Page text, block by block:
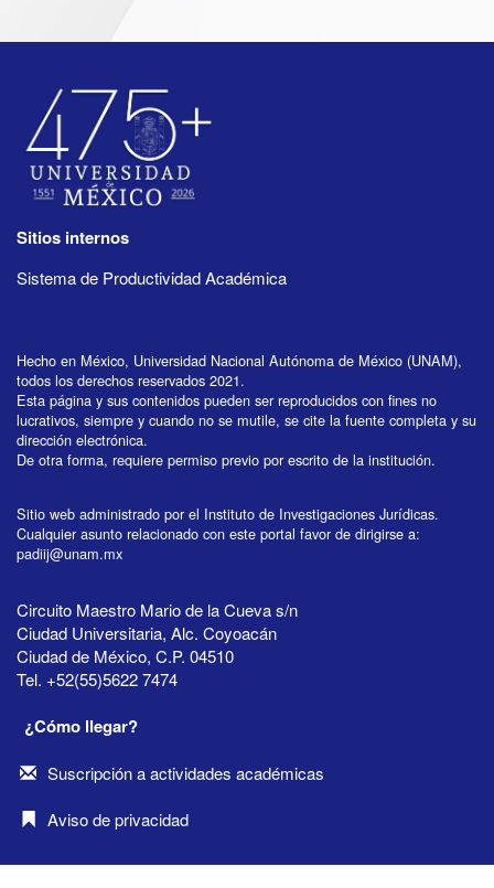
Sitios internos
Sistema de Productividad Académica
Hecho en México, Universidad Nacional Autónoma de México (UNAM),
todos los derechos reservados 2021.
Esta página y sus contenidos pueden ser reproducidos con fines no
lucrativos, siempre y cuando no se mutile, se cite la fuente completa y su
dirección electrónica.
De otra forma, requiere permiso previo por escrito de la institución.
Sitio web administrado por el Instituto de Investigaciones Jurídicas.
Cualquier asunto relacionado con este portal favor de dirigirse a:
padiij@unam.mx
Circuito Maestro Mario de la Cueva s/n
Ciudad Universitaria, Alc. Coyoacán
Ciudad de México, C.P. 04510
Tel. +52(55)5622 7474
¿Cómo llegar?
Suscripción a actividades académicas
Aviso de privacidad